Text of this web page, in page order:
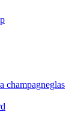
champagneglas